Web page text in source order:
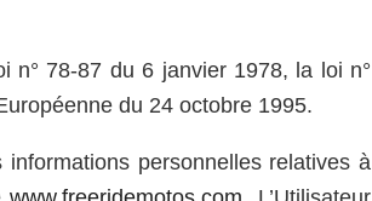
n° 78-87 du 6 janvier 1978, la loi n°
du 24 octobre 1995.
personnelles relatives à